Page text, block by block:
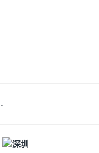
篮